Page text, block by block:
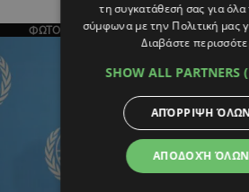
ΦΩΤΟΓΡΑΦΙΑ ΤΗΣ ΗΜΕΡΑΣ
τη συγκατάθεσή σας για
σύμφωνα με την Πολιτική μας
Διαβάστε
SHOW ALL PARTNERS
ΑΠΟΔΟΧΉ ΌΛΩΝ
ΑΠΌΡΡΙΨΗ